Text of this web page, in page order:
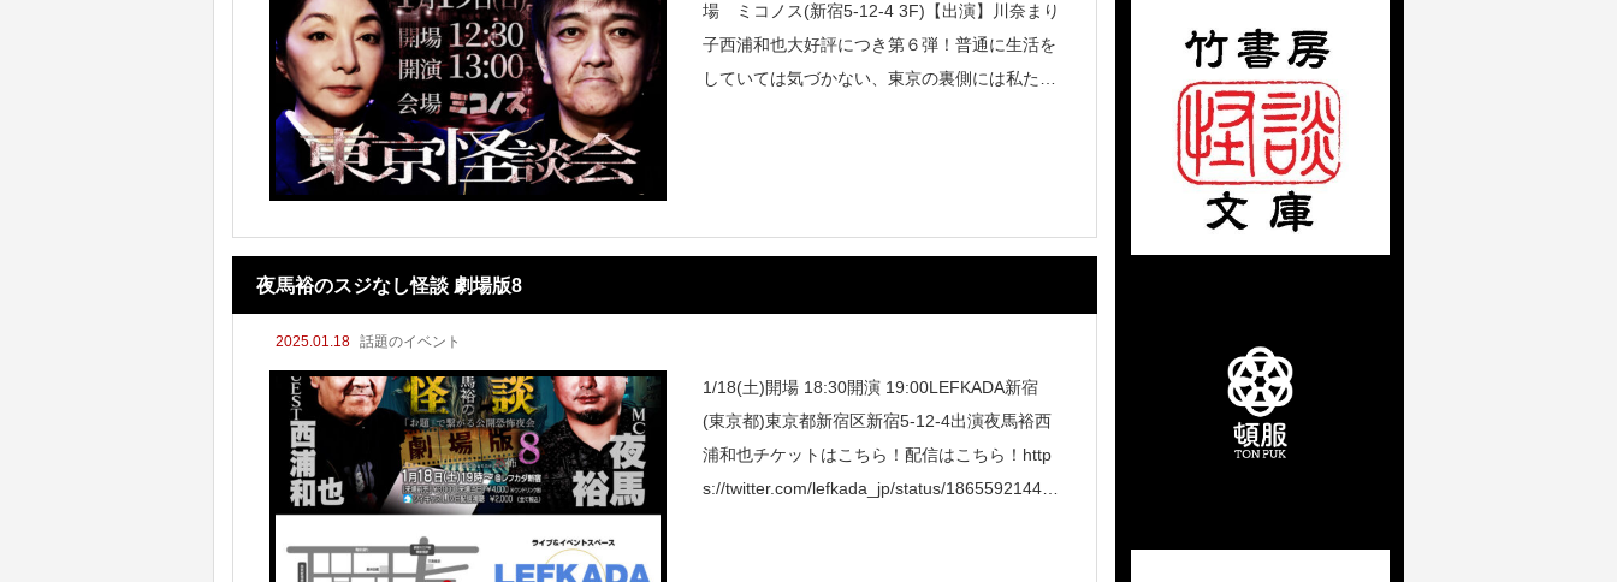
場 ミコノス(新宿5-12-4 3F)【出演】川奈まり
子西浦和也大好評につき第６弾！普通に生活を
していては気づかない、東京の裏側には私たち
夜馬裕のスジなし怪談 劇場版8
2025.01.18 話題のイベント
1/18(土)開場 18:30開演 19:00LEFKADA新宿
(東京都)東京都新宿区新宿5-12-4出演夜馬裕西
浦和也チケットはこちら！配信はこちら！http
s://twitter.com/lefkada_jp/status/18655921447